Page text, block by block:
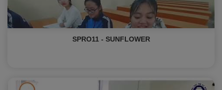
SPRO11 - SUNFLOWER